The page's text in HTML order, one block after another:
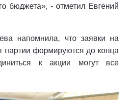
бюджета», - отметил Евгений
напомнила, что заявки на
партии формируются до конца
к акции могут все